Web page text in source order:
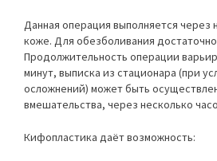
Данная операция выполняется через
коже. Для обезболивания
Продолжительность операции
минут, выписка из стационара (при
осложнений) может быть
вмешательства, через несколько
Кифопластика даёт возможность: